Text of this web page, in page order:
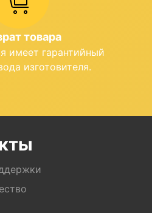
товара
имеет гарантийный
изготовителя.